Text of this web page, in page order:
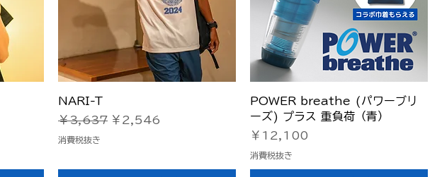
NARI-T
通常価格
￥3,637 セール価格
￥2,546
消費税抜き
クイックビュー
POWER breathe (パワーブリ
ーズ) プラス 重負荷（青）
価格
￥12,100
消費税抜き